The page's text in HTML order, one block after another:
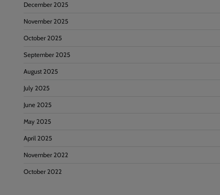
December 2025
November 2025
October 2025
September 2025
August 2025
July 2025
June 2025
May 2025
April 2025
November 2022
October 2022